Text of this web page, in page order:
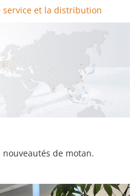
et la distribution
de motan.